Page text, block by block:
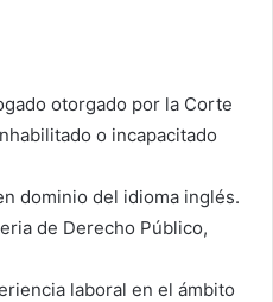
otorgado por la Corte
o incapacitado
dominio del idioma inglés.
de Derecho Público,
laboral en el ámbito